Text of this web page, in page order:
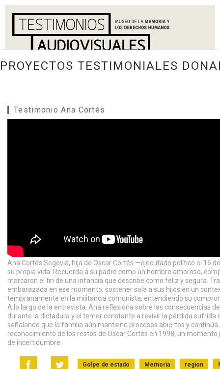
PROYECTOS TESTIMONIALES
Testimonio Ana Cortés
Ana Cortés Segovia, hija de Oscar Cortés —ejecutado político el 16
su propia vida. Recuerda a su padre como un hombre amoroso,
marcaron el fin de una infancia que describe como feliz y segura.
embarazada en ese momento, sostener sola a sus hijos en un
tempranamente en la militancia comunista, entendiendo su
A lo largo de la entrevista, Ana reflexiona sobre las consecuencias
durante la dictadura y el temor constante a revivir la pérdida sufrida
señalando que la familia aún mantiene procesos abiertos y
reconocimiento de los restos de Oscar Cortés en 1998, un
de incertidumbre.
Golpe de estado Memoria region